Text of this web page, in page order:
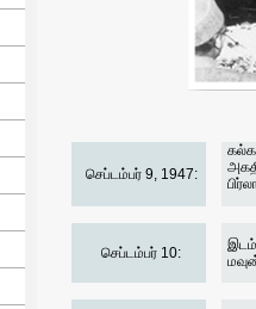
செப்டம்பர் 9, 1947:
செப்டம்பர் 10: